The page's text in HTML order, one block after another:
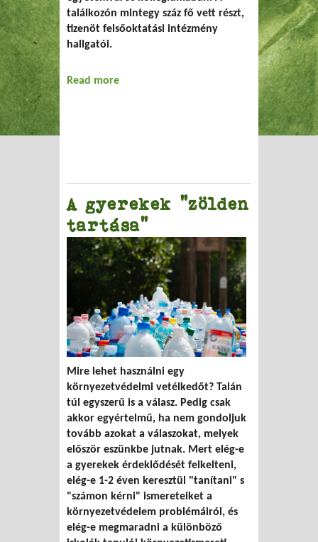
találkozón mintegy száz fő vett részt,
tizenöt felsőoktatási intézmény
hallgatói.
Read more
A gyerekek "zölden
tartása"
Mire lehet használni egy
környezetvédelmi vetélkedőt? Talán
túl egyszerű is a válasz. Pedig csak
akkor egyértelmű, ha nem gondoljuk
tovább azokat a válaszokat, melyek
először eszünkbe jutnak. Mert elég-e
a gyerekek érdeklődését felkelteni,
elég-e 1-2 éven keresztül "tanítani" s
"számon kérni" ismereteiket a
környezetvédelem problémáiról, és
elég-e megmaradni a különböző